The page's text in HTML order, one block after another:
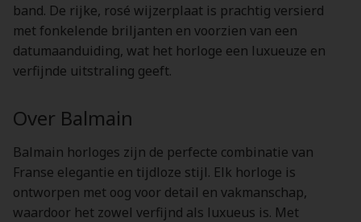
band. De rijke, rosé wijzerplaat is prachtig versierd
met fonkelende briljanten en voorzien van een
datumaanduiding, wat het horloge een luxueuze en
verfijnde uitstraling geeft.
Over Balmain
Balmain horloges zijn de perfecte combinatie van
Franse elegantie en tijdloze stijl. Elk horloge is
ontworpen met oog voor detail en vakmanschap,
waardoor het zowel verfijnd als luxueus is. Met